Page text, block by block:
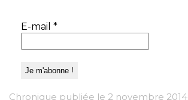
E-mail *
Chronique publiée le 2 novembre 2014